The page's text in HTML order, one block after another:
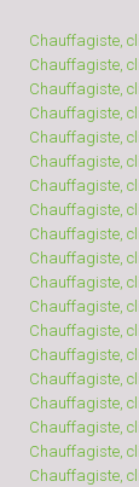
Chauffagiste,
Chauffagiste,
Chauffagiste,
Chauffagiste,
Chauffagiste,
Chauffagiste,
Chauffagiste,
Chauffagiste,
Chauffagiste,
Chauffagiste,
Chauffagiste,
Chauffagiste,
Chauffagiste,
Chauffagiste,
Chauffagiste,
Chauffagiste,
Chauffagiste,
Chauffagiste,
Chauffagiste,